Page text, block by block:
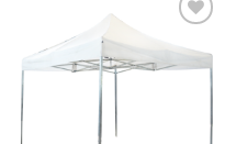
Wishlist